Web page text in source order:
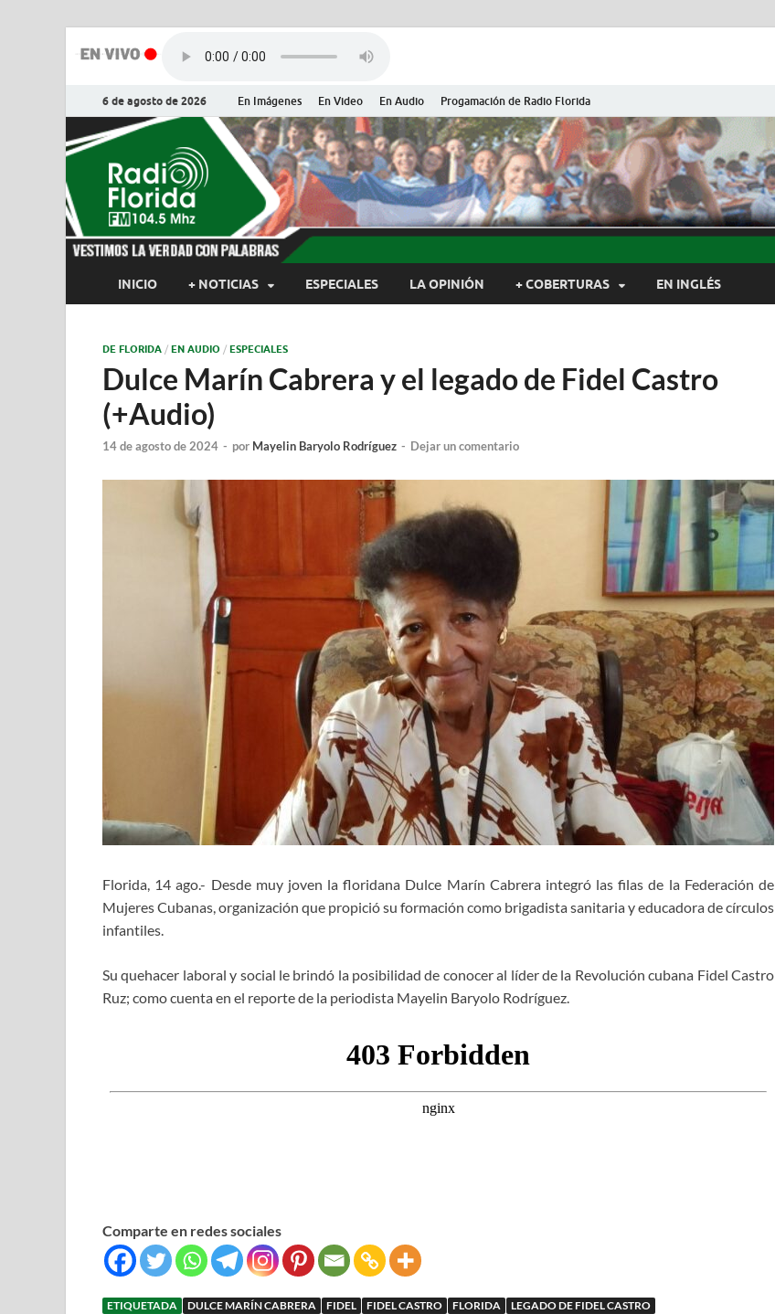
6 de agosto de 2026 En Imágenes En Video En Audio Progamación de Radio Florida
Radio Florida de Cuba
Noticias y Actualidades de Florida, Camagüey, Cuba
INICIO + NOTICIAS ESPECIALES LA OPINIÓN + COBERTURAS EN INGLÉS
DE FLORIDA / EN AUDIO / ESPECIALES
Dulce Marín Cabrera y el legado de Fidel Castro
(+Audio)
14 de agosto de 2024 - por Mayelin Baryolo Rodríguez - Dejar un comentario
Florida, 14 ago.- Desde muy joven la floridana Dulce Marín Cabrera integró las filas de la Federación de
Mujeres Cubanas, organización que propició su formación como brigadista sanitaria y educadora de círculos
infantiles.
Su quehacer laboral y social le brindó la posibilidad de conocer al líder de la Revolución cubana Fidel Castro
Ruz; como cuenta en el reporte de la periodista Mayelin Baryolo Rodríguez.
Comparte en redes sociales
ETIQUETADA DULCE MARÍN CABRERA FIDEL FIDEL CASTRO FLORIDA LEGADO DE FIDEL CASTRO